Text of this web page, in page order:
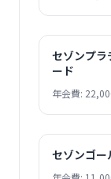
セゾンプラ
ード
年会費:
セゾンゴー